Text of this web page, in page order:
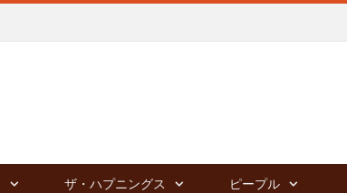
ザ・ハプニングス ピープル